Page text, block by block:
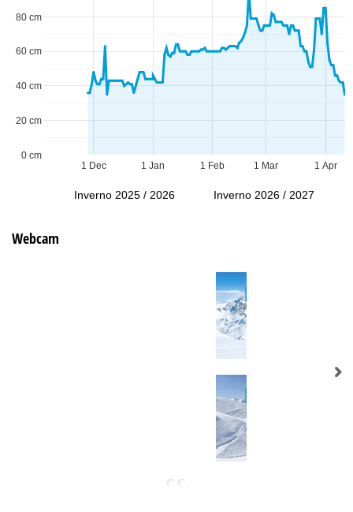
1 Dec 1 Jan 1 Feb 1 Mar 1 Apr
0 cm
20 cm
40 cm
60 cm
80 cm
Inverno 2025 / 2026 Inverno 2026 / 2027
Webcam